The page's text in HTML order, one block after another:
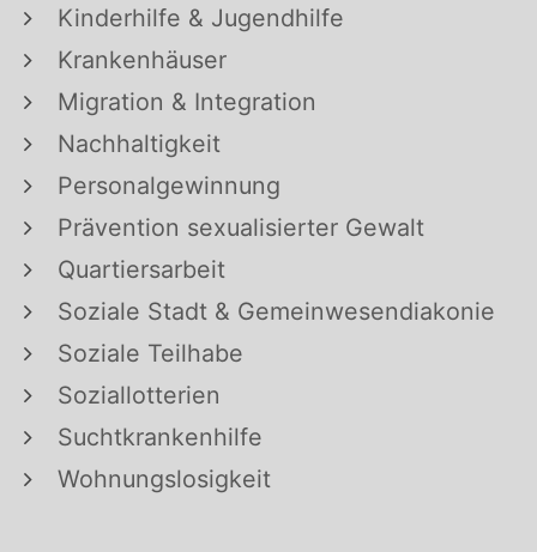
Kinderhilfe & Jugendhilfe
Krankenhäuser
Migration & Integration
Nachhaltigkeit
Personalgewinnung
Prävention sexualisierter Gewalt
Quartiersarbeit
Soziale Stadt & Gemeinwesendiakonie
Soziale Teilhabe
Soziallotterien
Suchtkrankenhilfe
Wohnungslosigkeit